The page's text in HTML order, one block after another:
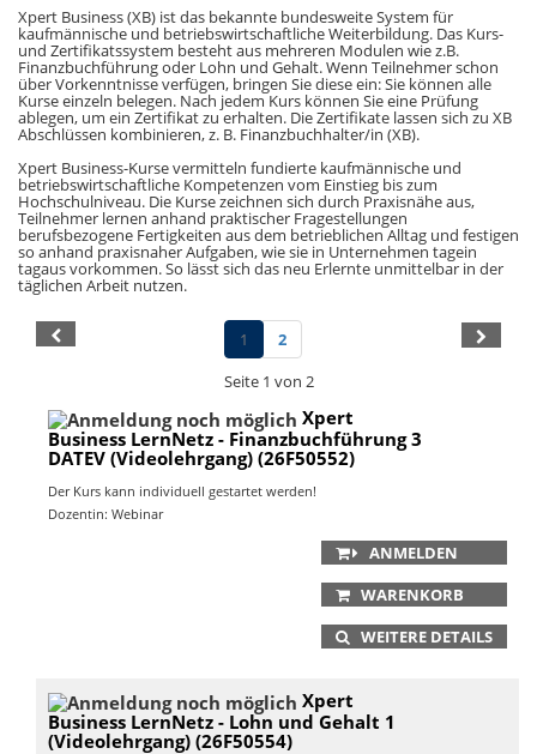
Xpert Business (XB) ist das bekannte bundesweite System für
kaufmännische und betriebswirtschaftliche Weiterbildung. Das Kurs-
und Zertifikatssystem besteht aus mehreren Modulen wie z.B.
Finanzbuchführung oder Lohn und Gehalt. Wenn Teilnehmer schon
über Vorkenntnisse verfügen, bringen Sie diese ein: Sie können alle
Kurse einzeln belegen. Nach jedem Kurs können Sie eine Prüfung
ablegen, um ein Zertifikat zu erhalten. Die Zertifikate lassen sich zu XB
Abschlüssen kombinieren, z. B. Finanzbuchhalter/in (XB).
Xpert Business-Kurse vermitteln fundierte kaufmännische und
betriebswirtschaftliche Kompetenzen vom Einstieg bis zum
Hochschulniveau. Die Kurse zeichnen sich durch Praxisnähe aus,
Teilnehmer lernen anhand praktischer Fragestellungen
berufsbezogene Fertigkeiten aus dem betrieblichen Alltag und festigen
so anhand praxisnaher Aufgaben, wie sie in Unternehmen tagein
tagaus vorkommen. So lässt sich das neu Erlernte unmittelbar in der
täglichen Arbeit nutzen.
1
2
Seite 1 von 2
Xpert
Business LernNetz - Finanzbuchführung 3
DATEV (Videolehrgang) (26F50552)
Der Kurs kann individuell gestartet werden!
Dozentin: Webinar
ANMELDEN
WARENKORB
WEITERE DETAILS
Xpert
Business LernNetz - Lohn und Gehalt 1
(Videolehrgang) (26F50554)